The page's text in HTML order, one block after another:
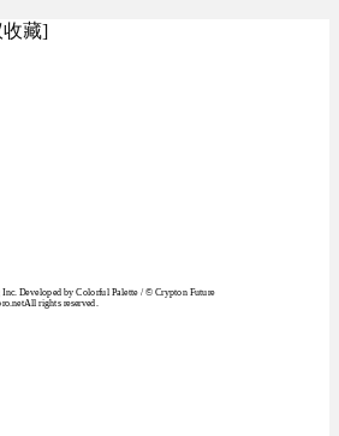
收藏]
Developed by Colorful Palette / © Crypton Future
rights reserved.